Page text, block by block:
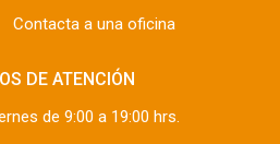
Contacta a una oficina
DE ATENCIÓN
de 9:00 a 19:00 hrs.